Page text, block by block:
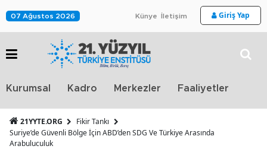
07 Ağustos 2026 Künye İletişim Giriş Yap
Kurumsal Kadro Merkezler Faaliyetler
21YYTE.ORG
Fikir Tankı
Suriye’de Güvenli Bölge İçin ABD’den SDG Ve Türkiye Arasında
Arabuluculuk